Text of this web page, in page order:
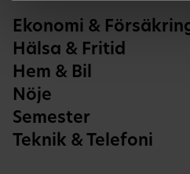
Ekonomi &
Hälsa & Fritid
Hem & Bil
Nöje
Semester
Teknik & Telefoni